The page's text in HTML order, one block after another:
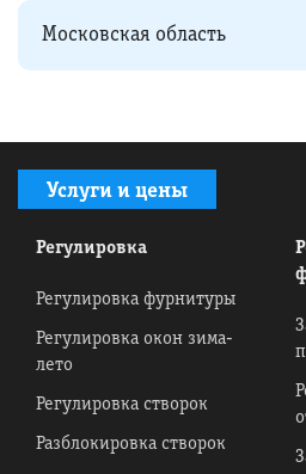
Московская область
Регулировка
Регулировка фурнитуры
Регулировка окон зима-
лето
Регулировка створок
Разблокировка створок
Услуги и цены